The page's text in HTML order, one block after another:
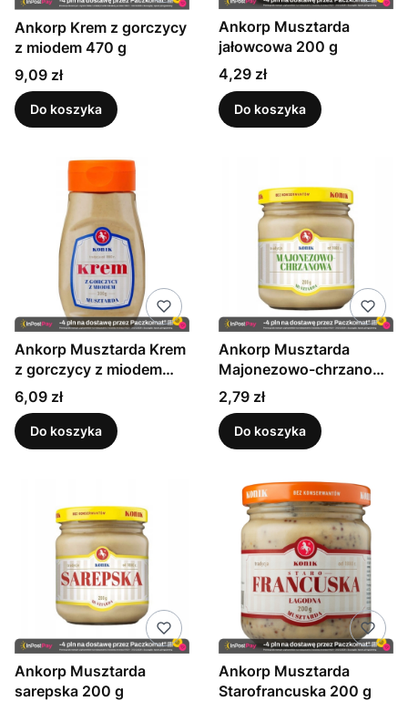
Ankorp Krem z gorczycy
z miodem 470 g
Cena
9,09 zł
Do koszyka
Ankorp Musztarda
jałowcowa 200 g
Cena
4,29 zł
Do koszyka
Ankorp Musztarda Krem
z gorczycy z miodem
300 g
Cena
6,09 zł
Do koszyka
Ankorp Musztarda
Majonezowo-chrzanowa
200 g
Cena
2,79 zł
Do koszyka
Ankorp Musztarda
sarepska 200 g
Ankorp Musztarda
Starofrancuska 200 g